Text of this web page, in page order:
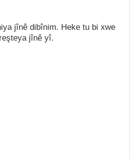
jînê dibînim. Heke tu bi xwe
jînê yî.